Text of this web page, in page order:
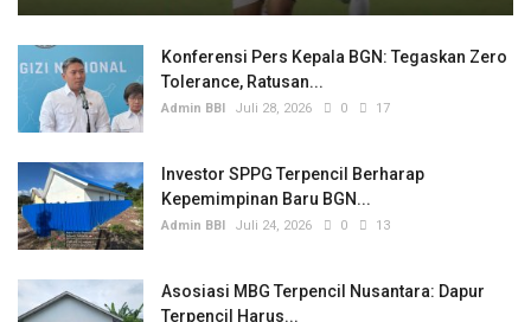
Konferensi Pers Kepala BGN: Tegaskan Zero
Tolerance, Ratusan...
Admin BBI Juli 28, 2026 0 17
Investor SPPG Terpencil Berharap
Kepemimpinan Baru BGN...
Admin BBI Juli 24, 2026 0 13
Asosiasi MBG Terpencil Nusantara: Dapur
Terpencil Harus...